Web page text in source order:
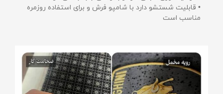
• قابلیت شستشو دارد با شامپو فرش و برای استفاده روزمره
مناسب است